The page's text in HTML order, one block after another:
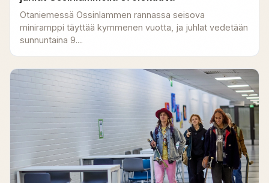
Otaniemessä Ossinlammen rannassa seisova
miniramppi täyttää kymmenen vuotta, ja juhlat vedetään
sunnuntaina 9....